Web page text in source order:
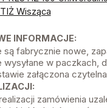
Wisząca
INFORMACJE:
są fabrycznie nowe,
wysyłane w paczkach,
załączona
zamówienia